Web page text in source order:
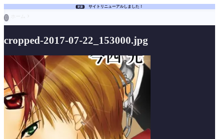
更新 サイトリニューアルしました！

cropped-2017-07-22_153000.jpg